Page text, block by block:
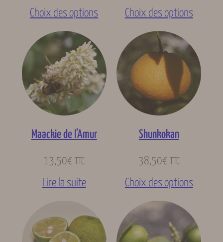
Choix des options Choix des options
Maackie de l’Amur
13,50€ TTC
Lire la suite
Shunkokan
38,50€ TTC
Choix des options